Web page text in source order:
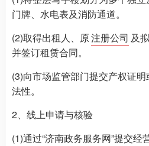
门牌、水电表及消防通道。
(2)取得出租人、原注册公司 及
并签订租赁合同。
(3)向市场监管部门提交产权证
法性。
2、线上申请与核验
(1)通过“济南政务服务网”提交